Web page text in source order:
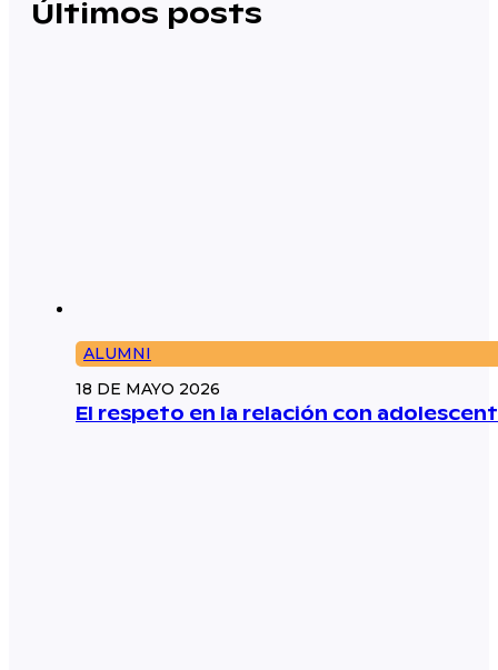
Últimos posts
ALUMNI
18 DE MAYO 2026
El respeto en la relación con